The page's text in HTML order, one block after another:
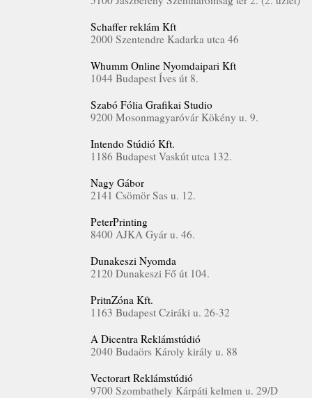
Schaffer reklám Kft
2000 Szentendre Kadarka utca 46
Whumm Online Nyomdaipari Kft
1044 Budapest Íves út 8.
Szabó Fólia Grafikai Studio
9200 Mosonmagyaróvár Kökény u. 9.
Intendo Stúdió Kft.
1186 Budapest Vaskút utca 132.
Nagy Gábor
2141 Csömör Sas u. 12.
PeterPrinting
8400 AJKA Gyár u. 46.
Dunakeszi Nyomda
2120 Dunakeszi Fő út 104.
PritnZóna Kft.
1163 Budapest Cziráki u. 26-32
A Dicentra Reklámstúdió
2040 Budaörs Károly király u. 88
Vectorart Reklámstúdió
9700 Szombathely Kárpáti kelmen u. 29/D